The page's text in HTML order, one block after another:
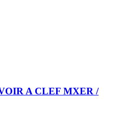
A CLEF MXER /